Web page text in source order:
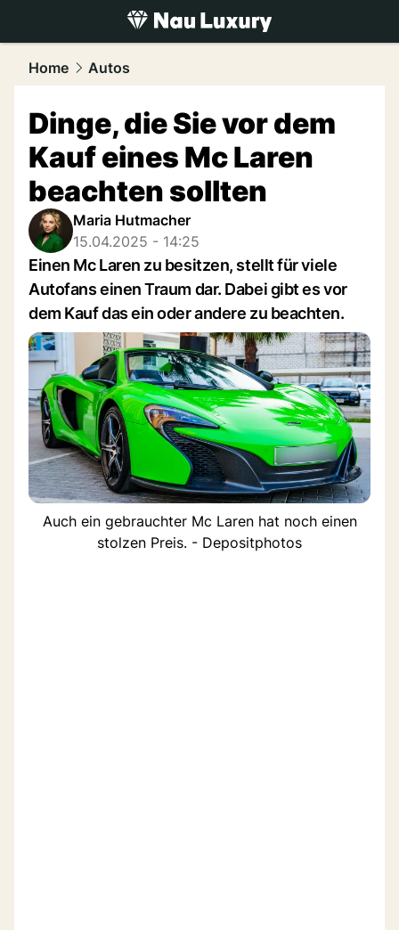
luxury.NAU.ch
Home Autos
Dinge, die Sie vor dem
Kauf eines Mc Laren
beachten sollten
Maria Hutmacher
15.04.2025 - 14:25
Einen Mc Laren zu besitzen, stellt für viele
Autofans einen Traum dar. Dabei gibt es vor
dem Kauf das ein oder andere zu beachten.
Auch ein gebrauchter Mc Laren hat noch einen
stolzen Preis. - Depositphotos